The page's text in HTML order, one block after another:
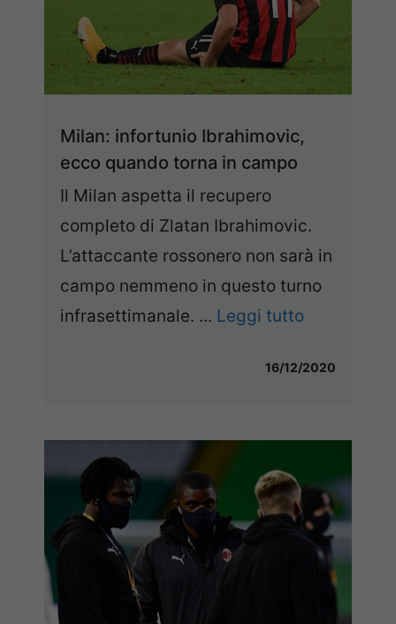
Milan: infortunio Ibrahimovic,
ecco quando torna in campo
Il Milan aspetta il recupero
completo di Zlatan Ibrahimovic.
L’attaccante rossonero non sarà in
campo nemmeno in questo turno
infrasettimanale. ... Leggi tutto
16/12/2020